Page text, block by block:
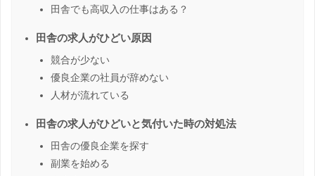
田舎でも高収入の仕事はある？
田舎の求人がひどい原因
競合が少ない
優良企業の社員が辞めない
人材が流れている
田舎の求人がひどいと気付いた時の対処法
田舎の優良企業を探す
副業を始める